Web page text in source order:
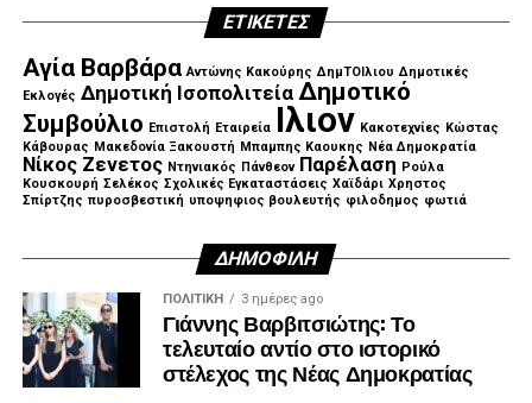
ΕΤΙΚΈΤΕΣ
Αγία Βαρβάρα Αντώνης Κακούρης ΔημΤΟΙλιου Δημοτικές
Εκλογές Δημοτική Ισοπολιτεία Δημοτικό
Συμβούλιο Επιστολή Εταιρεία Ιλιον Κακοτεχνίες Κώστας
Κάβουρας Μακεδονία Ξακουστή Μπαμπης Καουκης Νέα Δημοκρατία
Νίκος Ζενετος Ντηνιακός Πάνθεον Παρέλαση Ρούλα
Κουσκουρή Σελέκος Σχολικές Εγκαταστάσεις Χαϊδάρι Χρηστος
Σπίρτζης πυροσβεστική υποψηφιος βουλευτής φιλοδημος φωτιά
ΔΗΜΟΦΙΛΉ
ΠΟΛΙΤΙΚΉ 3 ημέρες ago
Γιάννης Βαρβιτσιώτης: Το
τελευταίο αντίο στο ιστορικό
στέλεχος της Νέας Δημοκρατίας